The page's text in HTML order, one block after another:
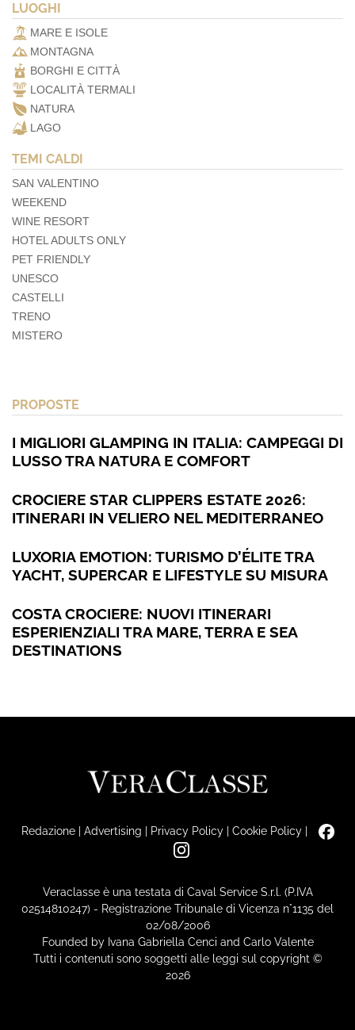
LUOGHI
MARE E ISOLE
MONTAGNA
BORGHI E CITTÀ
LOCALITÀ TERMALI
NATURA
LAGO
TEMI CALDI
SAN VALENTINO
WEEKEND
WINE RESORT
HOTEL ADULTS ONLY
PET FRIENDLY
UNESCO
CASTELLI
TRENO
MISTERO
PROPOSTE
I MIGLIORI GLAMPING IN ITALIA: CAMPEGGI DI
LUSSO TRA NATURA E COMFORT
CROCIERE STAR CLIPPERS ESTATE 2026:
ITINERARI IN VELIERO NEL MEDITERRANEO
LUXORIA EMOTION: TURISMO D’ÉLITE TRA
YACHT, SUPERCAR E LIFESTYLE SU MISURA
COSTA CROCIERE: NUOVI ITINERARI
ESPERIENZIALI TRA MARE, TERRA E SEA
DESTINATIONS
Redazione| Advertising | Privacy Policy| Cookie Policy|
Veraclasse è una testata di Caval Service S.r.l. (P.IVA
02514810247) - Registrazione Tribunale di Vicenza n°1135 del
02/08/2006
Founded by Ivana Gabriella Cenci and Carlo Valente
Tutti i contenuti sono soggetti alle leggi sul copyright ©
2026